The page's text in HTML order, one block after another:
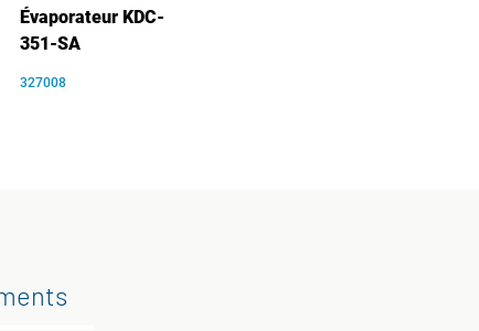
Évaporateur KDC-
351-SA
327008